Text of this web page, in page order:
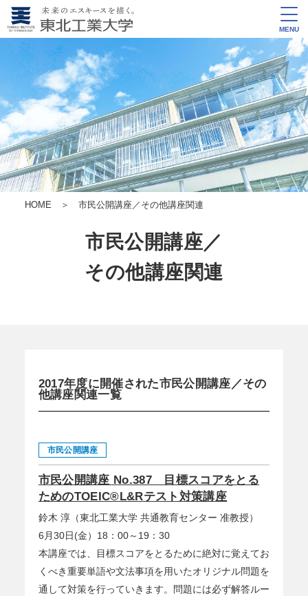
MENU
HOME ＞ 市民公開講座／その他講座関連
市民公開講座／
その他講座関連
2017年度に開催された市民公開講座／その
他講座関連一覧
市民公開講座
市民公開講座 No.387 目標スコアをとる
ためのTOEIC®L&Rテスト対策講座
鈴木 淳（東北工業大学 共通教育センター 准教授）
6月30日(金）18：00～19：30
本講座では、目標スコアをとるために絶対に覚えてお
くべき重要単語や文法事項を用いたオリジナル問題を
通して対策を行っていきます。問題には必ず解答ルー